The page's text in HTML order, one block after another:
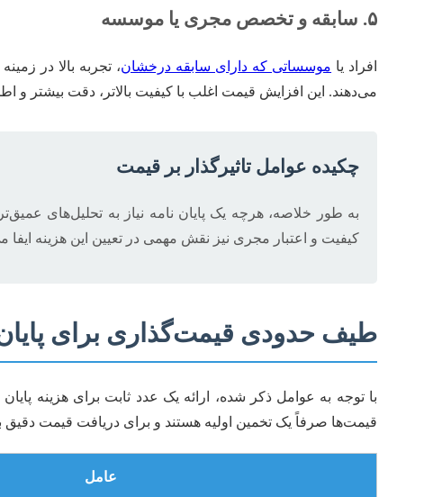
۵. سابقه و تخصص مجری یا موسسه
افراد یا موسساتی که دارای سابقه درخشان، تجربه بالا در
می‌دهند. این افزایش قیمت اغلب با کیفیت بالاتر، دقت بیشتر و
چکیده عوامل تاثیرگذار بر قیمت
به طور خلاصه، هرچه یک پایان نامه نیاز به تحلیل‌های
کیفیت و اعتبار مجری نیز نقش مهمی در تعیین این هزینه ایفا
طیف حدودی قیمت‌گذاری برای
با توجه به عوامل ذکر شده، ارائه یک عدد ثابت برای هزینه
قیمت‌ها صرفاً یک تخمین اولیه هستند و برای دریافت قیمت دقیق
عامل